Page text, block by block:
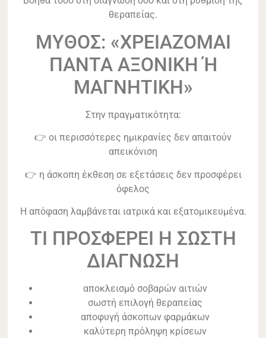
θεραπείας.
ΜΥΘΟΣ: «ΧΡΕΙΑΖΟΜΑΙ
ΠΑΝΤΑ ΑΞΟΝΙΚΗ Ή
ΜΑΓΝΗΤΙΚΗ»
Στην πραγματικότητα:
👉 οι περισσότερες ημικρανίες δεν απαιτούν
απεικόνιση
👉 η άσκοπη έκθεση σε εξετάσεις δεν προσφέρει
όφελος
Η απόφαση λαμβάνεται ιατρικά και εξατομικευμένα.
ΤΙ ΠΡΟΣΦΕΡΕΙ Η ΣΩΣΤΗ
ΔΙΑΓΝΩΣΗ
αποκλεισμό σοβαρών αιτιών
σωστή επιλογή θεραπείας
αποφυγή άσκοπων φαρμάκων
καλύτερη πρόληψη κρίσεων